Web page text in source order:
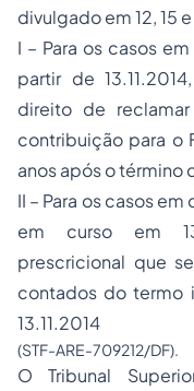
divulgado em 12, 15
I – Para os casos
partir de
direito de
contribuição para o
anos após o término
II – Para os casos
em curso em
prescricional que
contados do termo
13.11.2014
(STF-ARE-709212/DF).
O Tribunal